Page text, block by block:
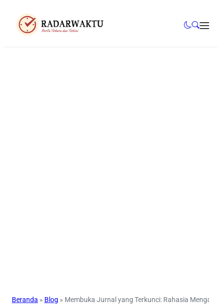
Beranda » Blog » Membuka Jurnal yang Terkunci: Rahasia